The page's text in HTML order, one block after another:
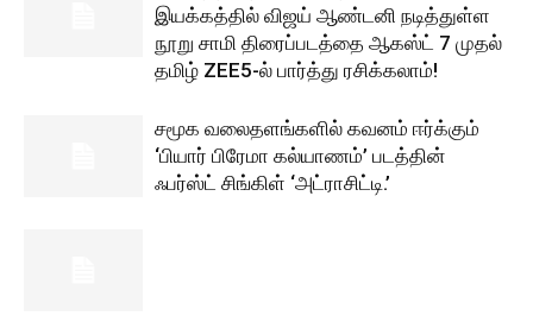
இயக்கத்தில் விஜய் ஆண்டனி நடித்துள்ள
நூறு சாமி திரைப்படத்தை ஆகஸ்ட் 7 முதல்
தமிழ் ZEE5-ல் பார்த்து ரசிக்கலாம்!
சமூக வலைதளங்களில் கவனம் ஈர்க்கும்
‘பியார் பிரேமா கல்யாணம்’ படத்தின்
ஃபர்ஸ்ட் சிங்கிள் ‘அட்ராசிட்டி.’